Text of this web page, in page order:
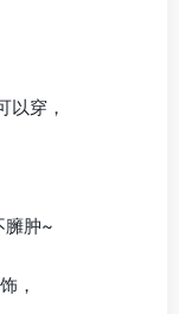
以穿，
臃肿~
，